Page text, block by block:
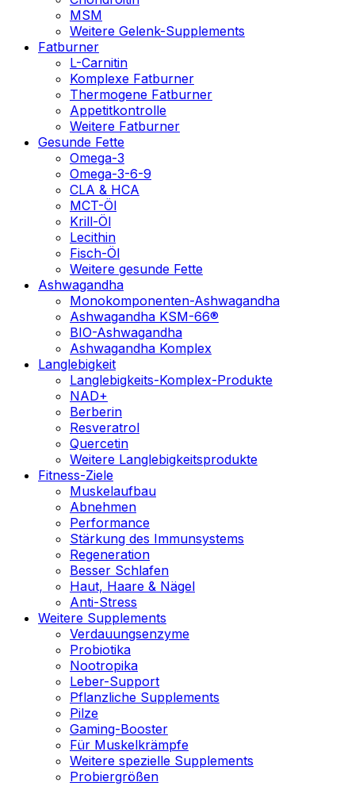
MSM
Weitere Gelenk-Supplements
Fatburner
L-Carnitin
Komplexe Fatburner
Thermogene Fatburner
Appetitkontrolle
Weitere Fatburner
Gesunde Fette
Omega-3
Omega-3-6-9
CLA & HCA
MCT-Öl
Krill-Öl
Lecithin
Fisch-Öl
Weitere gesunde Fette
Ashwagandha
Monokomponenten-Ashwagandha
Ashwagandha KSM-66®
BIO-Ashwagandha
Ashwagandha Komplex
Langlebigkeit
Langlebigkeits-Komplex-Produkte
NAD+
Berberin
Resveratrol
Quercetin
Weitere Langlebigkeitsprodukte
Fitness-Ziele
Muskelaufbau
Abnehmen
Performance
Stärkung des Immunsystems
Regeneration
Besser Schlafen
Haut, Haare & Nägel
Anti-Stress
Weitere Supplements
Verdauungsenzyme
Probiotika
Nootropika
Leber-Support
Pflanzliche Supplements
Pilze
Gaming-Booster
Für Muskelkrämpfe
Weitere spezielle Supplements
Probiergrößen